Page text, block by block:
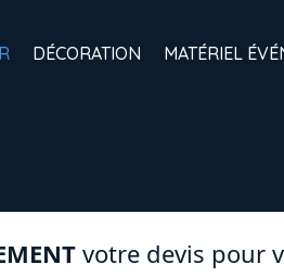
DÉCORATION MATÉRIEL
votre devis pour